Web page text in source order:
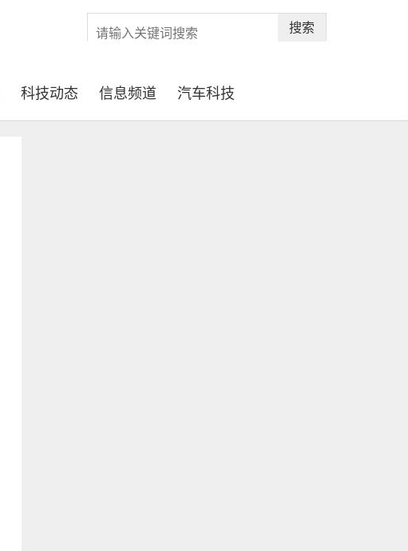
搜索
科技动态 信息频道 汽车科技